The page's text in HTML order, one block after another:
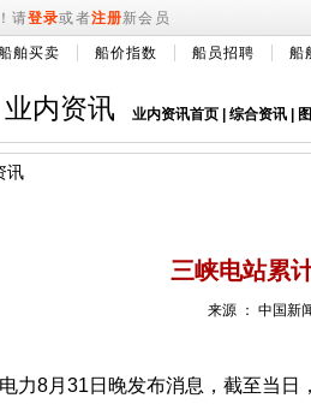
请登录或者注册新会员
舶买卖 船价指数 船员招聘 船
业内资讯 业内资讯首页 综合资讯
讯
三峡电站累
来源 ： 中国
8月31日晚发布消息，截至当日